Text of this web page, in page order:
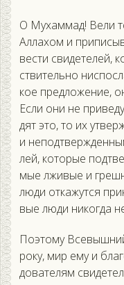
О Му­хам­мад! Ве­ли
Ал­ла­хом и
вес­ти сви­дете­лей,
стви­тель­но
кое пред­ло­жение,
Ес­ли они не
дят это, то их
и
лей, ко­торые
мые лжи­вые и
лю­ди от­ка­жут­ся
вые лю­ди ни­ког­да
По­это­му
року, мир ему и
дова­телям